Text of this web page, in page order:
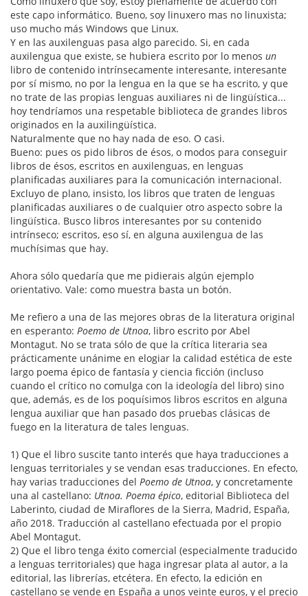
este capo informático. Bueno, soy linuxero mas no linuxista;
uso mucho más Windows que Linux.
Y en las auxilenguas pasa algo parecido. Si, en cada
auxilengua que existe, se hubiera escrito por lo menos un
libro de contenido intrínsecamente interesante, interesante
por sí mismo, no por la lengua en la que se ha escrito, y que
no trate de las propias lenguas auxiliares ni de lingüística...
hoy tendríamos una respetable biblioteca de grandes libros
originados en la auxilingüística.
Naturalmente que no hay nada de eso. O casi.
Bueno: pues os pido libros de ésos, o modos para conseguir
libros de ésos, escritos en auxilenguas, en lenguas
planificadas auxiliares para la comunicación internacional.
Excluyo de plano, insisto, los libros que traten de lenguas
planificadas auxiliares o de cualquier otro aspecto sobre la
lingüística. Busco libros interesantes por su contenido
intrínseco; escritos, eso sí, en alguna auxilengua de las
muchísimas que hay.
Ahora sólo quedaría que me pidierais algún ejemplo
orientativo. Vale: como muestra basta un botón.
Me refiero a una de las mejores obras de la literatura original
en esperanto: Poemo de Utnoa, libro escrito por Abel
Montagut. No se trata sólo de que la crítica literaria sea
prácticamente unánime en elogiar la calidad estética de este
largo poema épico de fantasía y ciencia ficción (incluso
cuando el crítico no comulga con la ideología del libro) sino
que, además, es de los poquísimos libros escritos en alguna
lengua auxiliar que han pasado dos pruebas clásicas de
fuego en la literatura de tales lenguas.
1) Que el libro suscite tanto interés que haya traducciones a
lenguas territoriales y se vendan esas traducciones. En efecto,
hay varias traducciones del Poemo de Utnoa, y concretamente
una al castellano: Utnoa. Poema épico, editorial Biblioteca del
Laberinto, ciudad de Miraflores de la Sierra, Madrid, España,
año 2018. Traducción al castellano efectuada por el propio
Abel Montagut.
2) Que el libro tenga éxito comercial (especialmente traducido
a lenguas territoriales) que haga ingresar plata al autor, a la
editorial, las librerías, etcétera. En efecto, la edición en
castellano se vende en España a unos veinte euros, y el precio